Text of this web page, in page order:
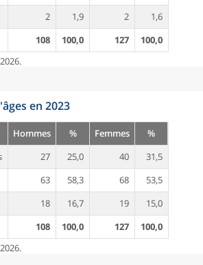
2 1,9 2
1,6
108 100,0 127
100,0
en 2023
Hommes % Femmes
%
27 25,0 40
31,5
63 58,3 68
53,5
18 16,7 19
15,0
108 100,0 127
100,0